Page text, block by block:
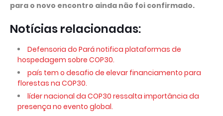
para o novo encontro ainda não foi confirmado.
Notícias relacionadas:
Defensoria do Pará notifica plataformas de
hospedagem sobre COP30.
país tem o desafio de elevar financiamento para
florestas na COP30.
líder nacional da COP30 ressalta importância da
presença no evento global.